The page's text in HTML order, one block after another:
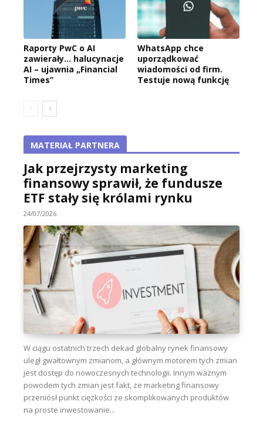
Raporty PwC o AI
zawierały… halucynacje
AI – ujawnia „Financial
Times”
WhatsApp chce
uporządkować
wiadomości od firm.
Testuje nową funkcję
MATERIAŁ PARTNERA
Jak przejrzysty marketing
finansowy sprawił, że fundusze
ETF stały się królami rynku
24/07/2026
W ciągu ostatnich trzech dekad globalny rynek finansowy
uległ gwałtownym zmianom, a głównym motorem tych zmian
jest dostęp do nowoczesnych technologii. Innym ważnym
powodem tych zmian jest fakt, że marketing finansowy
przeniósł punkt ciężkości ze skomplikowanych produktów
na proste inwestowanie...